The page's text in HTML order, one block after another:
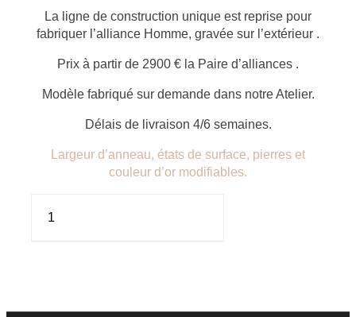
La ligne de construction unique est reprise pour
fabriquer l’alliance Homme, gravée sur l’extérieur .
Prix à partir de 2900 € la Paire d’alliances .
Modèle fabriqué sur demande dans notre Atelier.
Délais de livraison 4/6 semaines.
Largeur d’anneau, états de surface, pierres et
couleur d’or modifiables.